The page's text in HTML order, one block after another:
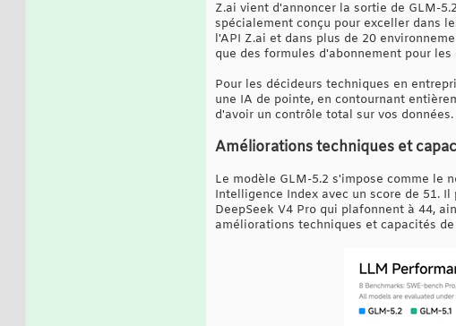
Z.ai vient d'annoncer la sortie de GLM-
spécialement conçu pour exceller dans
l'API Z.ai et dans plus de 20
que des formules d'abonnement pour les
Pour les décideurs techniques en
une IA de pointe, en contournant
d'avoir un contrôle total sur vos données.
Améliorations techniques et
Le modèle GLM-5.2 s'impose comme le
Intelligence Index avec un score de 51.
DeepSeek V4 Pro qui plafonnent à 44,
améliorations techniques et capacités